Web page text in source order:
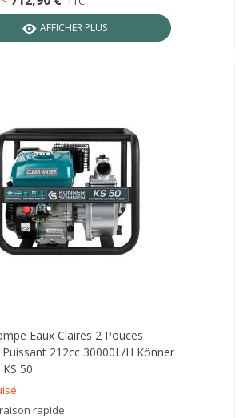
AFFICHER PLUS
Eaux Claires 2 Pouces
212cc 30000L/h Könner
50
rapide